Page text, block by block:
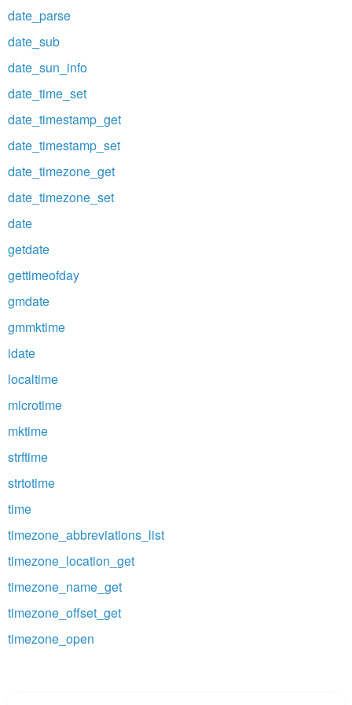
date_parse
date_sub
date_sun_info
date_time_set
date_timestamp_get
date_timestamp_set
date_timezone_get
date_timezone_set
date
getdate
gettimeofday
gmdate
gmmktime
idate
localtime
microtime
mktime
strftime
strtotime
time
timezone_abbreviations_list
timezone_location_get
timezone_name_get
timezone_offset_get
timezone_open